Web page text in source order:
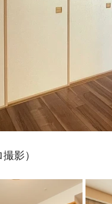
撮影）